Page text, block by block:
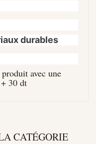
durables
avec une
30 dt
CATÉGORIE